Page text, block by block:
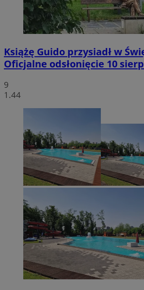
Książę Guido przysiadł w
Oficjalne odsłonięcie 10
9
1.44